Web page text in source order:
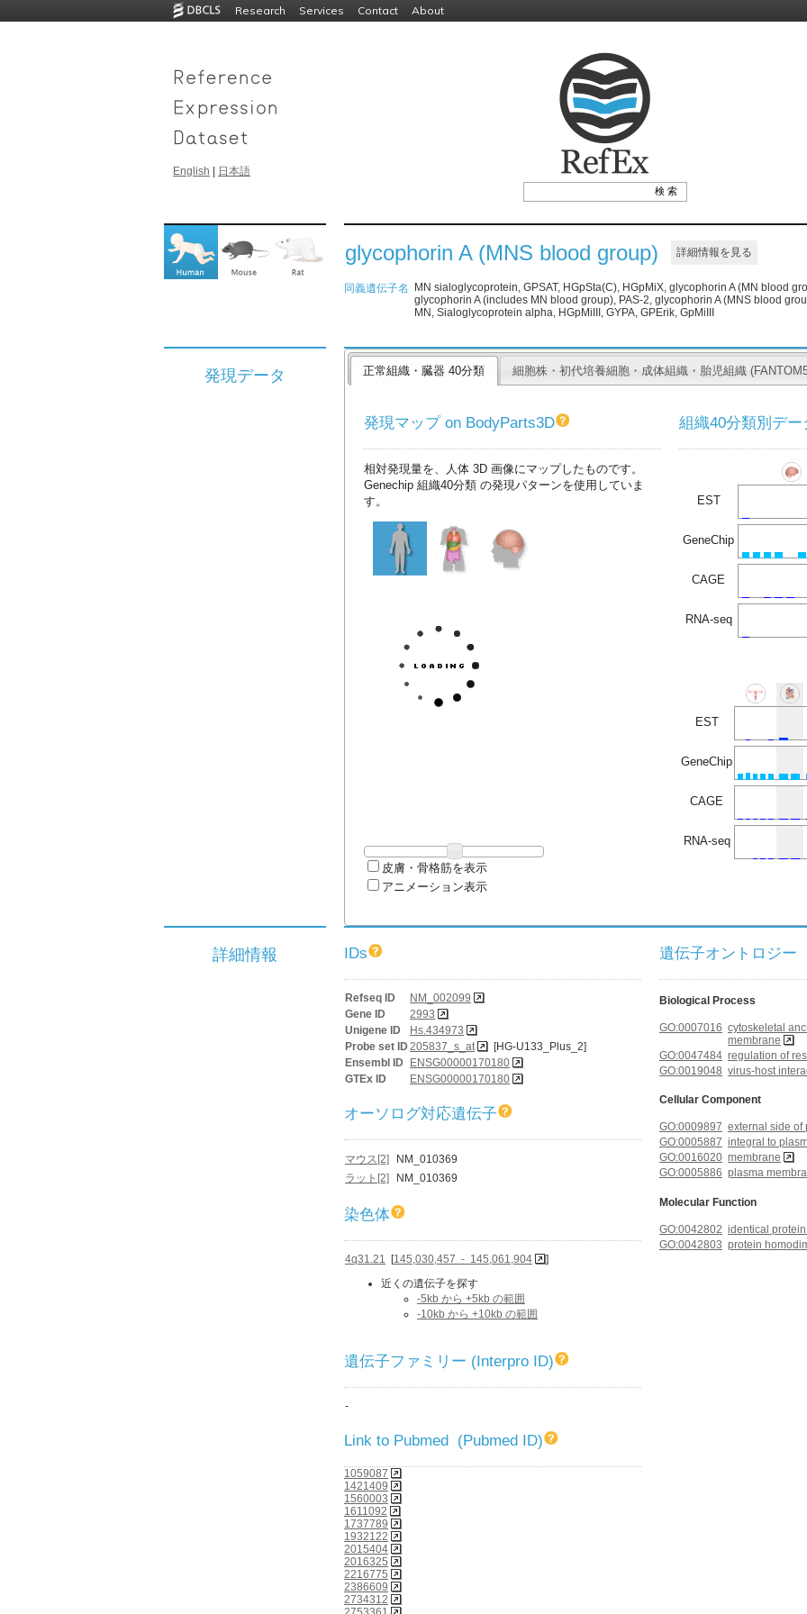
Research Services Contact About
English 日本語
glycophorin A (MNS blood group) 詳細情報を見る
同義遺伝子名
MN sialoglycoprotein, GPSAT, HGpSta(C), HGpMiX, glycophorin A (MN blood
glycophorin A (includes MN blood group), PAS-2, glycophorin A (MNS blood
MN, Sialoglycoprotein alpha, HGpMiIII, GYPA, GPErik, GpMiIII
発現データ 正常組織・臓器 40分類 細胞株・初代培養細胞・成体組織・胎児組織
発現マップ on BodyParts3D
相対発現量を、人体 3D 画像にマップしたものです。
Genechip 組織40分類 の発現パターンを使用していま
す。
皮膚・骨格筋を表示
アニメーション表示
組織40分類別デー
EST
GeneChip
CAGE
RNA-seq
EST
GeneChip
CAGE
RNA-seq
詳細情報 IDs
Refseq ID
NM_002099
Gene ID
2993
Unigene ID
Hs.434973
Probe set ID 205837_s_at
[HG-U133_Plus_2]
Ensembl ID
ENSG00000170180
GTEx ID
ENSG00000170180
オーソログ対応遺伝子
マウス[2]
NM_010369
ラット[2]
NM_010369
染色体
4q31.21 [145,030,457 - 145,061,904
]
近くの遺伝子を探す
-5kb から +5kb の範囲
-10kb から +10kb の範囲
遺伝子ファミリー (Interpro ID)
-
Link to Pubmed (Pubmed ID)
1059087
1421409
1560003
1611092
1737789
1932122
2015404
2016325
2216775
2386609
2734312
遺伝子オントロジー
Biological Process
GO:0007016 cytoskeletal
membrane
GO:0047484 regulation of
GO:0019048 virus-host
Cellular Component
GO:0009897 external side of
GO:0005887 integral to
GO:0016020 membrane
GO:0005886 plasma
Molecular Function
GO:0042802 identical
GO:0042803 protein